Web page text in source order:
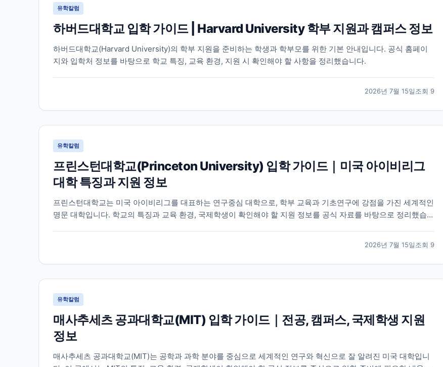
유학칼럼
하버드대학교 입학 가이드 | Harvard University 학부 지원과 캠퍼스 정보
하버드대학교(Harvard University)의 학부 지원을 준비하는 학생과 학부모를 위한 기본 안내입니다. 공식 홈페이
지와 입학처 정보를 바탕으로 학교 특징, 교육 환경, 지원 시 확인해야 할 사항을 정리했습니다.
2026년 7월 15일조회 9
유학칼럼
프린스턴대학교(Princeton University) 입학 가이드｜미국 아이비리그
대학 특징과 지원 정보
프린스턴대학교는 미국 아이비리그를 대표하는 연구중심 대학으로, 학부 교육과 기초연구에 강점을 가진 세계적인
명문 대학입니다. 학교의 특징과 교육 환경, 국제학생이 확인해야 할 지원 정보를 공식 자료를 바탕으로 정리했습니
2026년 7월 15일조회 9
유학칼럼
매사추세츠 공과대학교(MIT) 입학 가이드｜전공, 캠퍼스, 국제학생 지원
정보
매사추세츠 공과대학교(MIT)는 공학과 과학 분야를 중심으로 세계적인 연구와 혁신으로 잘 알려진 미국 대학입니